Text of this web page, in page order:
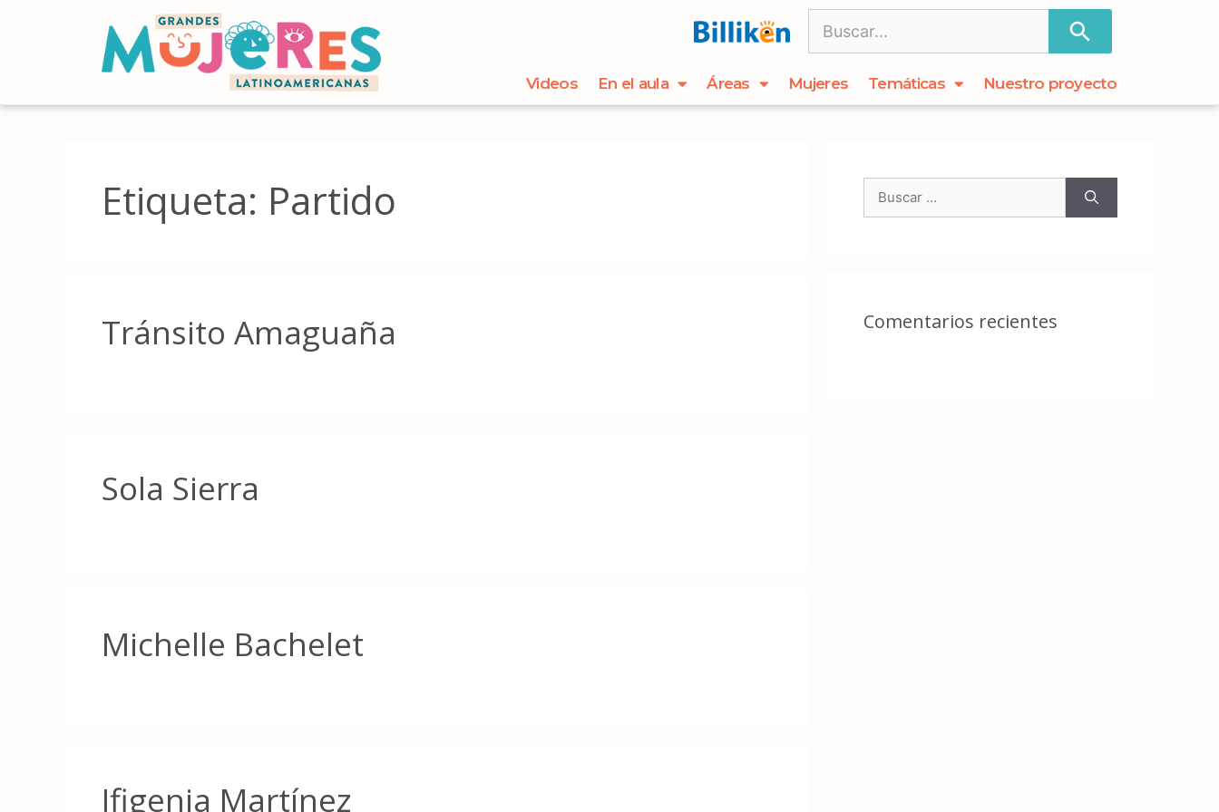
Videos En el aula Áreas Mujeres Temáticas Nuestro proyecto
Etiqueta: Partido
Tránsito Amaguaña
Sola Sierra
Michelle Bachelet
Ifigenia Martínez
Comentarios recientes